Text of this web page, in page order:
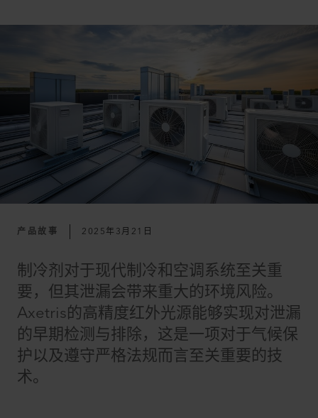
产品故事 2025年3月21日
制冷剂对于现代制冷和空调系统至关重
要，但其泄漏会带来重大的环境风险。
Axetris的高精度红外光源能够实现对泄漏
的早期检测与排除，这是一项对于气候保
护以及遵守严格法规而言至关重要的技
术。